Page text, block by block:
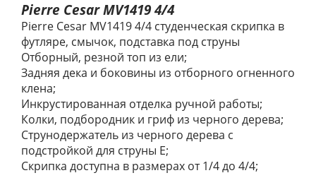
Pierre Cesar MV1419 4/4
Pierre Cesar MV1419 4/4 cтуденческая скрипка в
футляре, смычок, подставка под струны
Отборный, резной топ из ели;
Задняя дека и боковины из отборного огненного
клена;
Инкрустированная отделка ручной работы;
Колки, подбородник и гриф из черного дерева;
Струнодержатель из черного дерева с
подстройкой для струны E;
Скрипка доступна в размерах от 1/4 до 4/4;